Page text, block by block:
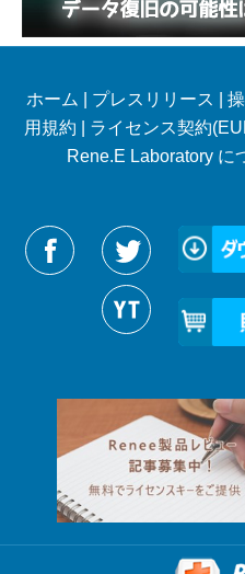
ホーム プレスリリース
用規約
ライセンス契約
Rene.E Laboratory に
Reneelabをフォローする